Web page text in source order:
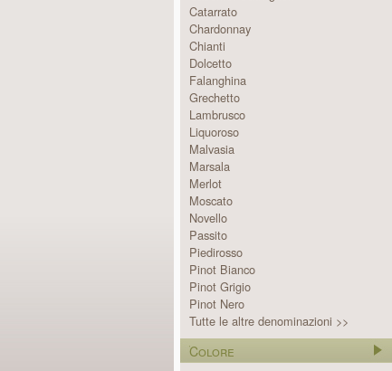
Catarrato
Chardonnay
Chianti
Dolcetto
Falanghina
Grechetto
Lambrusco
Liquoroso
Malvasia
Marsala
Merlot
Moscato
Novello
Passito
Piedirosso
Pinot Bianco
Pinot Grigio
Pinot Nero
Tutte le altre denominazioni >>
Colore